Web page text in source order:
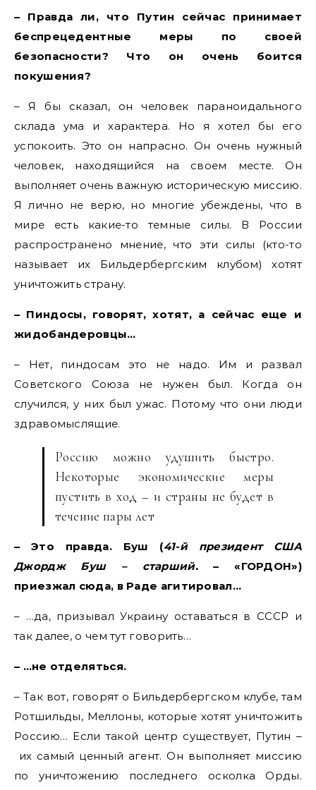
– Правда ли, что Путин сейчас принимает
беспрецедентные меры по своей
безопасности? Что он очень боится
покушения?
– Я бы сказал, он человек параноидального
склада ума и характера. Но я хотел бы его
успокоить. Это он напрасно. Он очень нужный
человек, находящийся на своем месте. Он
выполняет очень важную историческую миссию.
Я лично не верю, но многие убеждены, что в
мире есть какие-то темные силы. В России
распространено мнение, что эти силы (кто-то
называет их Бильдербергским клубом) хотят
уничтожить страну.
– Пиндосы, говорят, хотят, а сейчас еще и
жидобандеровцы…
– Нет, пиндосам это не надо. Им и развал
Советского Союза не нужен был. Когда он
случился, у них был ужас. Потому что они люди
здравомыслящие.
Россию можно удушить быстро.
Некоторые экономические меры
пустить в ход – и страны не будет в
течение пары лет
– Это правда. Буш (41-й президент США
Джордж Буш – старший.– «ГОРДОН»)
приезжал сюда, в Раде агитировал…
– …да, призывал Украину оставаться в СССР и
так далее, о чем тут говорить…
– …не отделяться.
– Так вот, говорят о Бильдербергском клубе, там
Ротшильды, Меллоны, которые хотят уничтожить
Россию… Если такой центр существует, Путин –
их самый ценный агент. Он выполняет миссию
по уничтожению последнего осколка Орды.